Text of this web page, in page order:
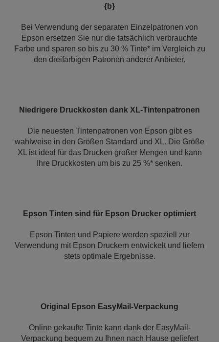
{b}
Bei Verwendung der separaten Einzelpatronen von
Epson ersetzen Sie nur die tatsächlich verbrauchte
Farbe und sparen so bis zu 30 % Tinte* im Vergleich zu
den dreifarbigen Patronen anderer Anbieter.
Niedrigere Druckkosten dank XL-Tintenpatronen
Die neuesten Tintenpatronen von Epson gibt es
wahlweise in den Größen Standard und XL. Die Größe
XL ist ideal für das Drucken großer Mengen und kann
Ihre Druckkosten um bis zu 25 %* senken.
Epson Tinten sind für Epson Drucker optimiert
Epson Tinten und Papiere werden speziell zur
Verwendung mit Epson Druckern entwickelt und liefern
stets optimale Ergebnisse.
Original Epson EasyMail-Verpackung
Online gekaufte Tinte kann dank der EasyMail-
Verpackung bequem zu Ihnen nach Hause geliefert